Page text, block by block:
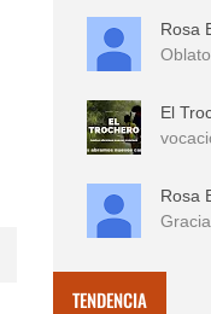
Rosa
El
Rosa
TENDENCIA